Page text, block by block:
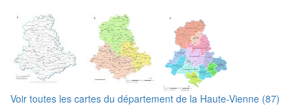
Voir toutes les cartes du département de la Haute-Vienne (87)